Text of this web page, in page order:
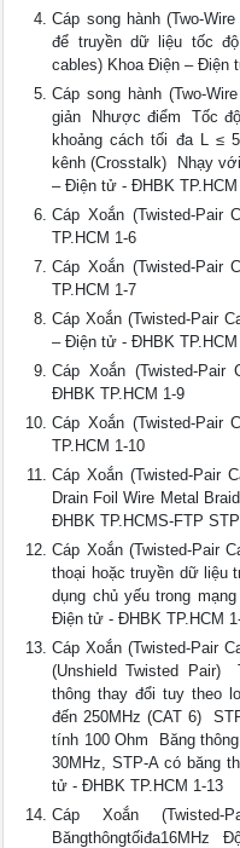
Cáp song hành (Two-
để truyền dữ liệu tốc
cables) Khoa Điện – Điện
Cáp song hành (Two-
giản  Nhược điểm  Tốc
khoảng cách tối đa L ≤
kênh (Crosstalk)  Nhạy
– Điện tử - ĐHBK TP.HCM
Cáp Xoắn (Twisted-
TP.HCM 1-6
Cáp Xoắn (Twisted-
TP.HCM 1-7
Cáp Xoắn (Twisted-Pair
– Điện tử - ĐHBK TP.HCM
Cáp Xoắn (Twisted-
ĐHBK TP.HCM 1-9
Cáp Xoắn (Twisted-
TP.HCM 1-10
Cáp Xoắn (Twisted-Pair
Drain Foil Wire Metal
ĐHBK TP.HCMS-FTP
Cáp Xoắn (Twisted-Pair
thoại hoặc truyền dữ liệu
dụng chủ yếu trong
Điện tử - ĐHBK TP.HCM
Cáp Xoắn (Twisted-Pair
(Unshield Twisted Pair)
thông thay đổi tuy theo
đến 250MHz (CAT 6) 
tính 100 Ohm  Băng
30MHz, STP-A có băng
tử - ĐHBK TP.HCM 1-13
Cáp Xoắn
Băngthôngtốiđa16MHz 